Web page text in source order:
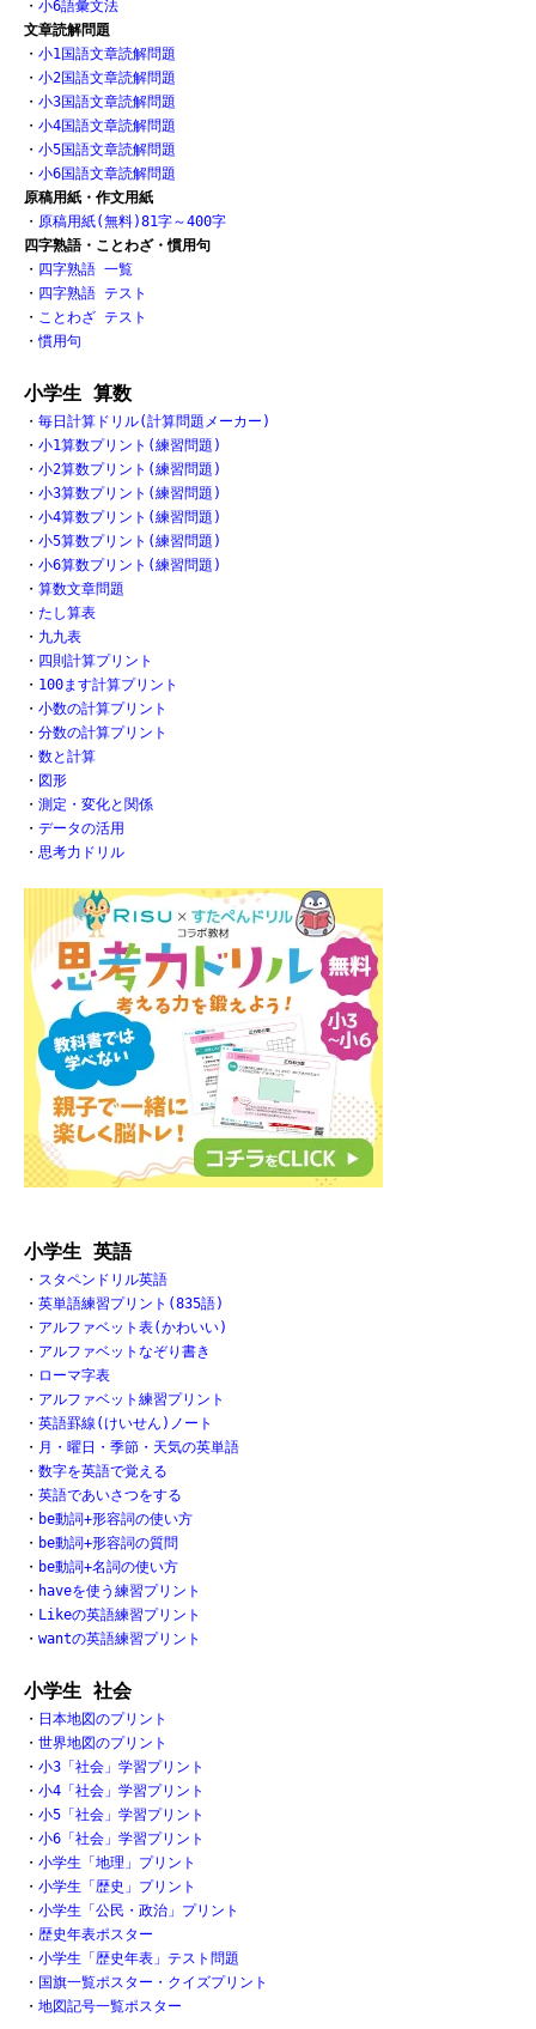
・ 小6語彙文法
文章読解問題
・ 小1国語文章読解問題
・ 小2国語文章読解問題
・ 小3国語文章読解問題
・ 小4国語文章読解問題
・ 小5国語文章読解問題
・ 小6国語文章読解問題
原稿用紙・作文用紙
・ 原稿用紙(無料)81字～400字
四字熟語・ことわざ・慣用句
・ 四字熟語 一覧
・ 四字熟語 テスト
・ ことわざ テスト
・慣用句
小学生 算数
・ 毎日計算ドリル(計算問題メーカー)
・ 小1算数プリント(練習問題)
・ 小2算数プリント(練習問題)
・ 小3算数プリント(練習問題)
・ 小4算数プリント(練習問題)
・ 小5算数プリント(練習問題)
・ 小6算数プリント(練習問題)
・ 算数文章問題
・ たし算表
・ 九九表
・ 四則計算プリント
・ 100ます計算プリント
・ 小数の計算プリント
・ 分数の計算プリント
・ 数と計算
・ 図形
・ 測定・変化と関係
・ データの活用
・ 思考力ドリル
小学生 英語
・ スタペンドリル英語
・ 英単語練習プリント(835語)
・ アルファベット表(かわいい)
・ アルファベットなぞり書き
・ ローマ字表
・ アルファベット練習プリント
・ 英語罫線(けいせん)ノート
・ 月・曜日・季節・天気の英単語
・ 数字を英語で覚える
・ 英語であいさつをする
・ be動詞+形容詞の使い方
・ be動詞+形容詞の質問
・ be動詞+名詞の使い方
・ haveを使う練習プリント
・ Likeの英語練習プリント
・ wantの英語練習プリント
小学生 社会
・ 日本地図のプリント
・ 世界地図のプリント
・ 小3「社会」学習プリント
・ 小4「社会」学習プリント
・ 小5「社会」学習プリント
・ 小6「社会」学習プリント
・ 小学生「地理」プリント
・ 小学生「歴史」プリント
・ 小学生「公民・政治」プリント
・ 歴史年表ポスター
・ 小学生「歴史年表」テスト問題
・ 国旗一覧ポスター・クイズプリント
・ 地図記号一覧ポスター